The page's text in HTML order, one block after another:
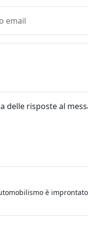
email
delle risposte al